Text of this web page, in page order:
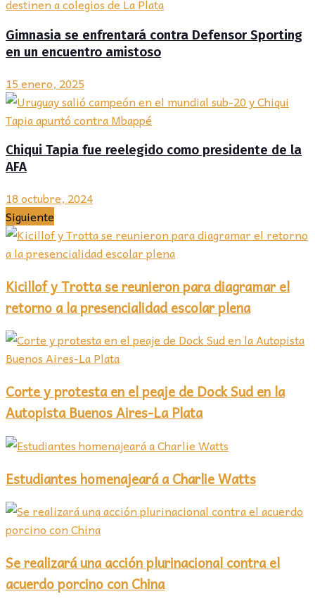
Gimnasia se enfrentará contra Defensor Sporting
en un encuentro amistoso
15 enero, 2025
Chiqui Tapia fue reelegido como presidente de la
AFA
18 octubre, 2024
Siguiente
Kicillof y Trotta se reunieron para diagramar el
retorno a la presencialidad escolar plena
Corte y protesta en el peaje de Dock Sud en la
Autopista Buenos Aires-La Plata
Estudiantes homenajeará a Charlie Watts
Se realizará una acción plurinacional contra el
acuerdo porcino con China